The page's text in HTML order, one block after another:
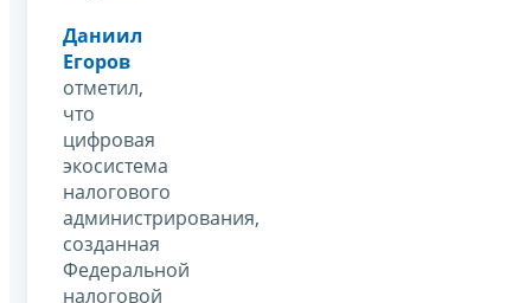
Даниил
Егоров
отметил,
что
цифровая
экосистема
налогового
администрирования,
созданная
Федеральной
налоговой